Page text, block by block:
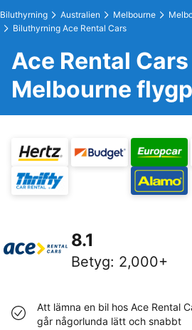
Biluthyrning Australien Melbourne
Biluthyrning Ace Rental Cars
Ace Rental Cars
Melbourne
8.1
Betyg: 2,000+
Att lämna en bil hos Ace Rental
går någorlunda lätt och snabbt